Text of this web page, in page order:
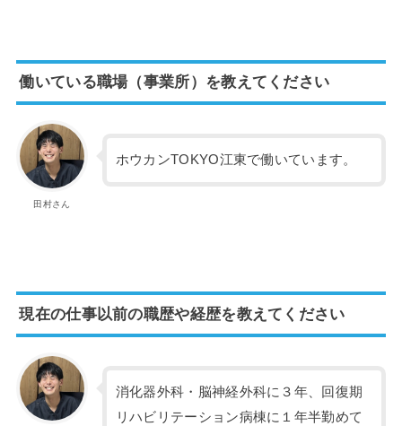
働いている職場（事業所）を教えてください
田村さん
ホウカンTOKYO江東で働いています。
現在の仕事以前の職歴や経歴を教えてください
消化器外科・脳神経外科に３年、回復期
リハビリテーション病棟に１年半勤めて